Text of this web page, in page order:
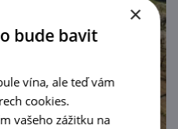
×
bude bavit
vína, ale teď vám
cookies.
vašeho zážitku na